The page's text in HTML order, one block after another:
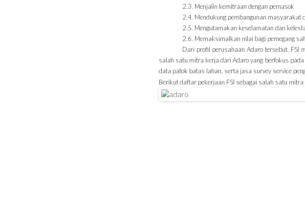
2.3. Menjalin kemitraan dengan pemasok
2.4. Mendukung pembangunan masyarakat
2.5. Mengutamakan keselamatan dan
2.6. Memaksimalkan nilai bagi pemegang
Dari profil perusahaan Adaro tersebut, FSI
salah satu mitra kerja dari Adaro yang berfokus
data patok batas lahan, serta jasa survey service
Berikut daftar pekerjaan FSI sebagai salah satu mitra